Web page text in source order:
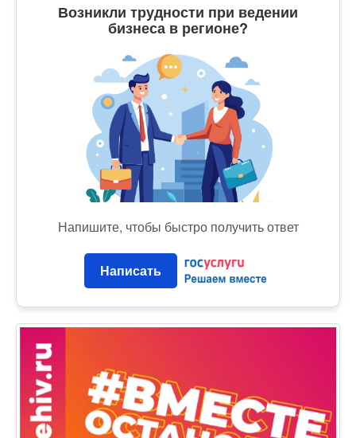
Возникли трудности при ведении
бизнеса в регионе?
Напишите, чтобы быстро получить ответ
Написать